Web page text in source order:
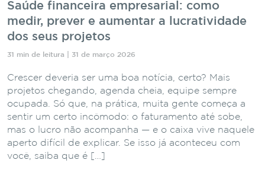
Saúde financeira empresarial: como
medir, prever e aumentar a lucratividade
dos seus projetos
31 min de leitura | 31 de março 2026
Crescer deveria ser uma boa notícia, certo? Mais
projetos chegando, agenda cheia, equipe sempre
ocupada. Só que, na prática, muita gente começa a
sentir um certo incômodo: o faturamento até sobe,
mas o lucro não acompanha — e o caixa vive naquele
aperto difícil de explicar. Se isso já aconteceu com
você, saiba que é […]